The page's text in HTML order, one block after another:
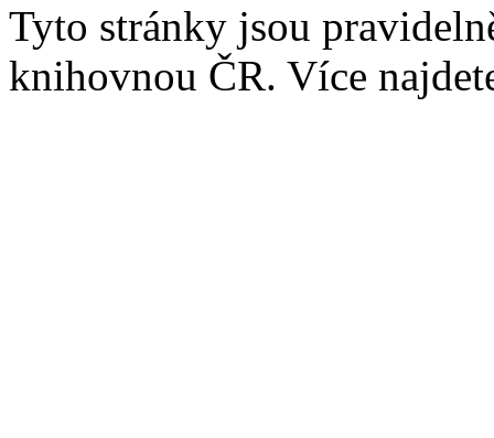
Tyto stránky jsou
knihovnou ČR. Více